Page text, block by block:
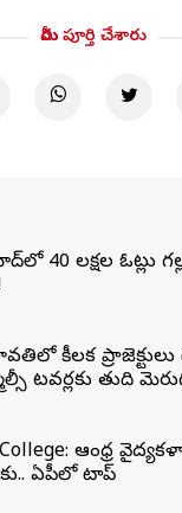
మీరు పూర్తి చేశారు
40 లక్షల ఓట్లు
కీలక
టవర్లకు తుది
College: ఆంధ్ర
ఏపీలో టాప్